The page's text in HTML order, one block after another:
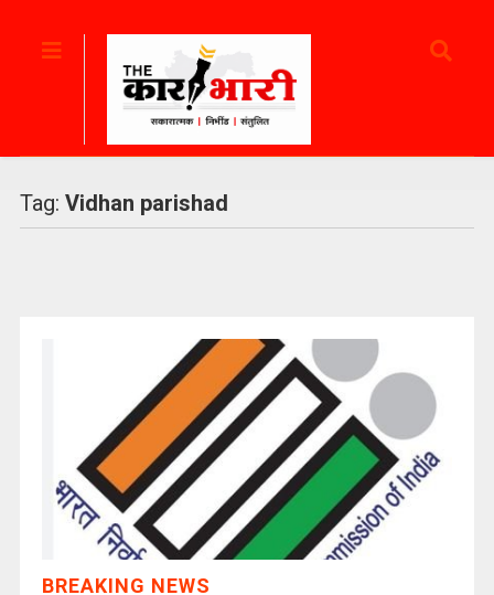
Tag: Vidhan parishad
BREAKING NEWS